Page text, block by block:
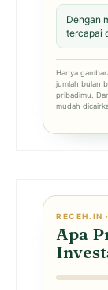
Dengan
tercapai
Hanya
jumlah bulan
pribadimu.
mudah
RECEH.IN
Apa